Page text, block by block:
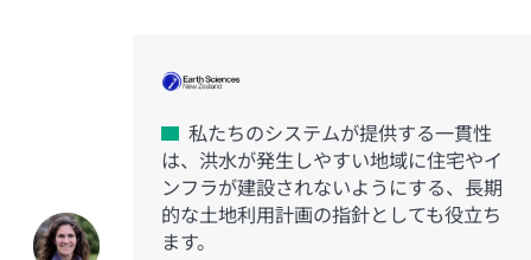
私たちのシステムが提供する一貫性
は、洪水が発生しやすい地域に住宅やイ
ンフラが建設されないようにする、長期
的な土地利用計画の指針としても役立ち
ます。